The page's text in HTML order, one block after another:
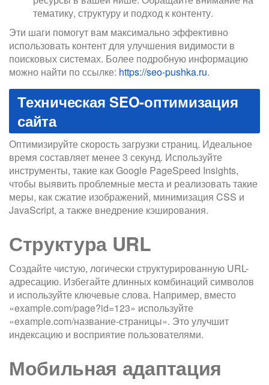
тематику, структуру и подход к контенту.
Эти шаги помогут вам максимально эффективно
использовать контент для улучшения видимости в
поисковых системах. Более подробную информацию
можно найти по ссылке: https://seo-pushka.ru.
Техническая SEO-оптимизация
сайта
Оптимизируйте скорость загрузки страниц. Идеальное
время составляет менее 3 секунд. Используйте
инструменты, такие как Google PageSpeed Insights,
чтобы выявить проблемные места и реализовать такие
меры, как сжатие изображений, минимизация CSS и
JavaScript, а также внедрение кэширования.
Структура URL
Создайте чистую, логически структурированную URL-
адресацию. Избегайте длинных комбинаций символов
и используйте ключевые слова. Например, вместо
«example.com/page?id=123» используйте
«example.com/название-страницы». Это улучшит
индексацию и восприятие пользователями.
Мобильная адаптация